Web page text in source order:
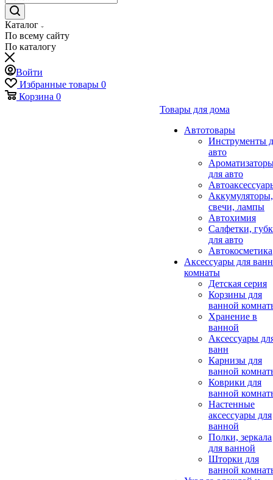
Каталог
По всему сайту
По каталогу
Войти
Избранные товары 0
Корзина 0
Товары для дома
Автотовары
Инструменты
авто
для авто
Аккумуляторы,
свечи, лампы
Автохимия
Салфетки,
для авто
Автокосметика
Аксессуары для
комнаты
Детская серия
Корзины для
ванной
Хранение в
ванной
Аксессуары
ванн
Карнизы для
ванной
Коврики для
ванной
Настенные
аксессуары для
ванной
Полки, зеркала
для ванной
Шторки для
ванной